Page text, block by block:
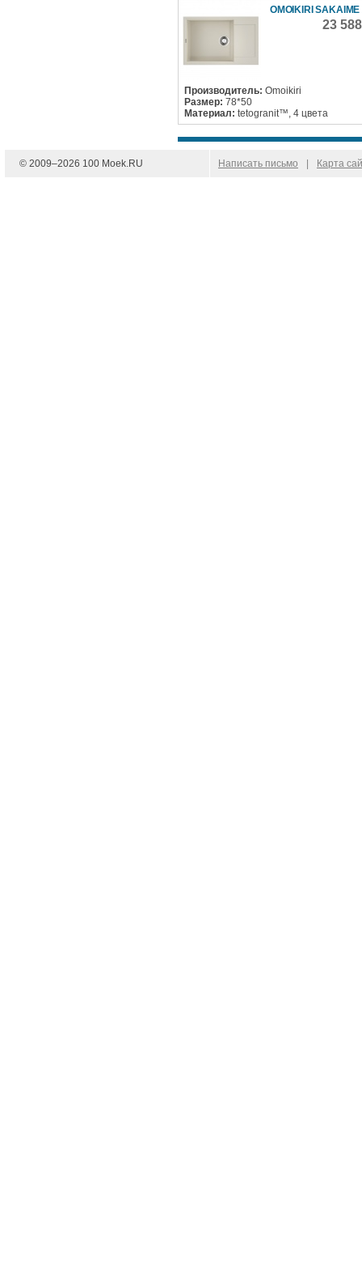
OMOIKIRI
23
Производитель: Omoikiri
Размер: 78*50
Материал: tetogranit™, 4 цвета
© 2009–2026 100 Moek.RU Написать письмо | Карта